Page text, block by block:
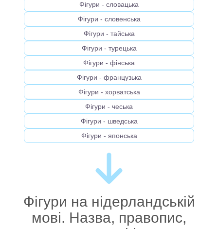
Фігури - словацька
Фігури - словенська
Фігури - тайська
Фігури - турецька
Фігури - фінська
Фігури - французька
Фігури - хорватська
Фігури - чеська
Фігури - шведська
Фігури - японська
Фігури на нідерландській
мові. Назва, правопис,